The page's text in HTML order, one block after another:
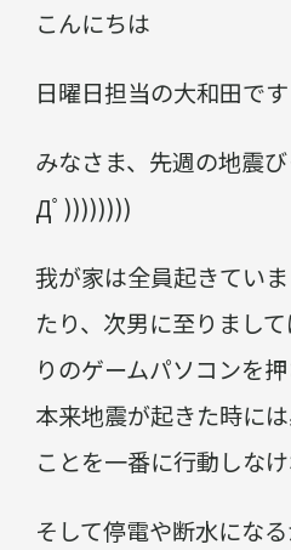
こんにちは
日曜日担当の大和田です
みなさま、先週の地震
Дﾟ))))))))
我が家は全員起きてい
たり、次男に至りまし
りのゲームパソコンを
本来地震が起きた時に
ことを一番に行動しなけ
そして停電や断水にな